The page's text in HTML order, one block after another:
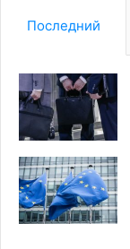
Последний